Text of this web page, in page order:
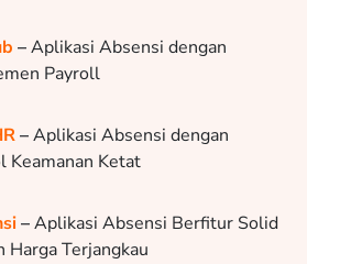
–Aplikasi Absensi dengan
Payroll
–Aplikasi Absensi dengan
Keamanan Ketat
–Aplikasi Absensi Berfitur Solid
Harga Terjangkau